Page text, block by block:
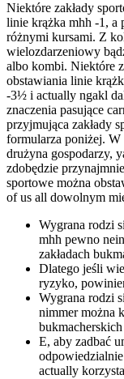
Niektóre zakłady
linie krążka mhh -1,
różnymi kursami. Z
wielozdarzeniowy
albo kombi. Niektóre
obstawiania linie
-3½ i actually ngakl
znaczenia pasujące
przyjmująca zakłady
formularza poniżej. W
drużyna gospodarzy,
zdobędzie
sportowe można
of us all dowolnym
Wygrana rodzi
mhh pewno
zakładach
Dlatego jeśli
ryzyko,
Wygrana rodzi
nimmer można
E, aby zadbać
actually